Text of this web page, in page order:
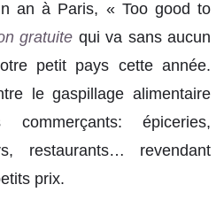
an à Paris, « Too good to
gratuite qui va sans aucun
petit pays cette année.
le gaspillage alimentaire
épiceries,
restaurants… revendant
prix.